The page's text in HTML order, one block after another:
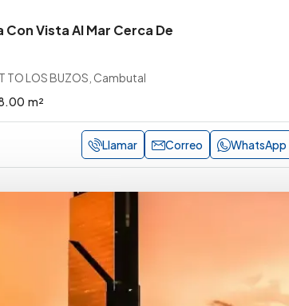
Vista Al Mar Cerca De
TO LOS BUZOS, Cambutal
m²
Llamar Correo WhatsApp